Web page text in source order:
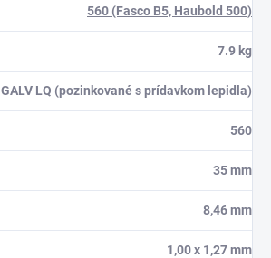
560 (Fasco B5, Haubold 500)
7.9 kg
GALV LQ (pozinkované s prídavkom lepidla)
560
35 mm
8,46 mm
1,00 x 1,27 mm